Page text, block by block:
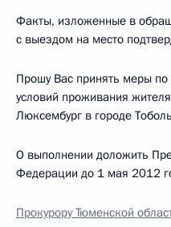
Факты, изложенные в
с выездом на место
Прошу Вас принять меры
условий проживания
Люксембург в городе
О выполнении доложить
Федерации до 1 мая 2012
Прокурору Тюменской